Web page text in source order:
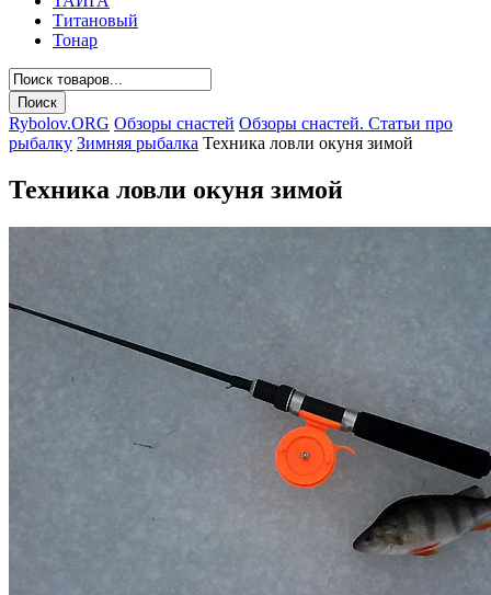
Титановый
Тонар
Rybolov.ORG Обзоры снастей Обзоры снастей. Статьи про
рыбалку Зимняя рыбалка Техника ловли окуня зимой
Техника ловли окуня зимой